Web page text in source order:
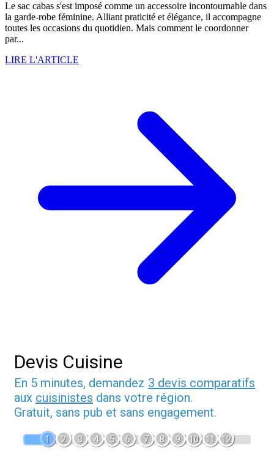
Le sac cabas s'est imposé comme un accessoire incontournable dans
la garde-robe féminine. Alliant praticité et élégance, il accompagne
toutes les occasions du quotidien. Mais comment le coordonner
par...
LIRE L'ARTICLE
Devis Cuisine
En 5 minutes, demandez 3 devis comparatifs
aux cuisinistes dans votre région.
Gratuit, sans pub et sans engagement.
1 2 3 4 5 6 7 8 9 10 11 12